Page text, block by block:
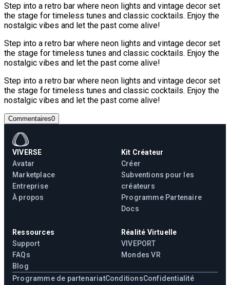
Step into a retro bar where neon lights and vintage decor set
the stage for timeless tunes and classic cocktails. Enjoy the
nostalgic vibes and let the past come alive!
Step into a retro bar where neon lights and vintage decor set
the stage for timeless tunes and classic cocktails. Enjoy the
nostalgic vibes and let the past come alive!
Step into a retro bar where neon lights and vintage decor set
the stage for timeless tunes and classic cocktails. Enjoy the
nostalgic vibes and let the past come alive!
Commentaires0
VIVERSE
Avatar
Marketplace
Entreprise
À propos
Kit Créateur
Créer
Subventions pour les
créateurs
Programme Partenaire
Docs
Ressources
Support
FAQs
Blog
Réalité Virtuelle
VIVEPORT
Mondes VR
Programme de partenariatConditionsConfidentialité